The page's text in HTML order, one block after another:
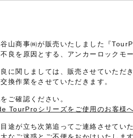
山商事㈱が販売いたしました『
良を原因とする、アンカーロックモ
に関しましては、販売させていただ
換作業をさせていただきます。
ご確認ください。
TourProシリーズをご使用のお客様へ
途が立ち次第追ってご連絡させてい